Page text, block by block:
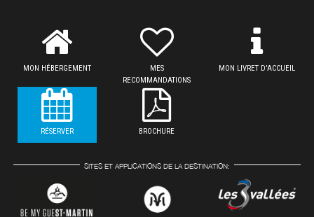
MON HÉBERGEMENT
MES
RECOMMANDATIONS
MON LIVRET D'ACCUEIL
RÉSERVER BROCHURE
SITES ET APPLICATIONS DE LA DESTINATION: